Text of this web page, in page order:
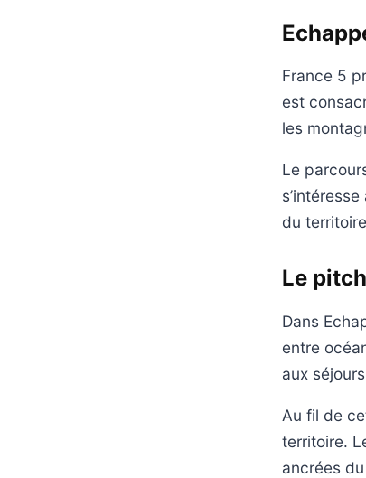
France 5
est
les
Le
du
Le
Dans
entre
aux
Au fil de
territoire.
ancrées